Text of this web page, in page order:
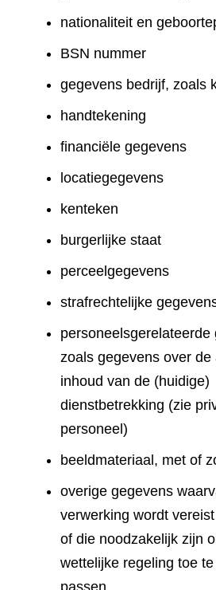
nationaliteit en
BSN nummer
gegevens bedrijf, zoals
handtekening
financiële gegevens
locatiegegevens
kenteken
burgerlijke staat
perceelgegevens
strafrechtelijke
personeelsgerelateerde
zoals gegevens over de
inhoud van de (huidige)
dienstbetrekking (zie
personeel)
beeldmateriaal, met of
overige gegevens
verwerking wordt
of die noodzakelijk zijn
wettelijke regeling toe
passen